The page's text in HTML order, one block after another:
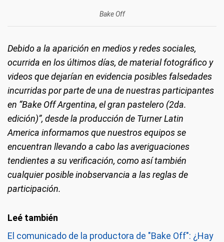
Bake Off
Debido a la aparición en medios y redes sociales,
ocurrida en los últimos días, de material fotográfico y
videos que dejarían en evidencia posibles falsedades
incurridas por parte de una de nuestras participantes
en “Bake Off Argentina, el gran pastelero (2da.
edición)”, desde la producción de Turner Latin
America informamos que nuestros equipos se
encuentran llevando a cabo las averiguaciones
tendientes a su verificación, como así también
cualquier posible inobservancia a las reglas de
participación.
El comunicado de la productora de "Bake Off": ¿Hay